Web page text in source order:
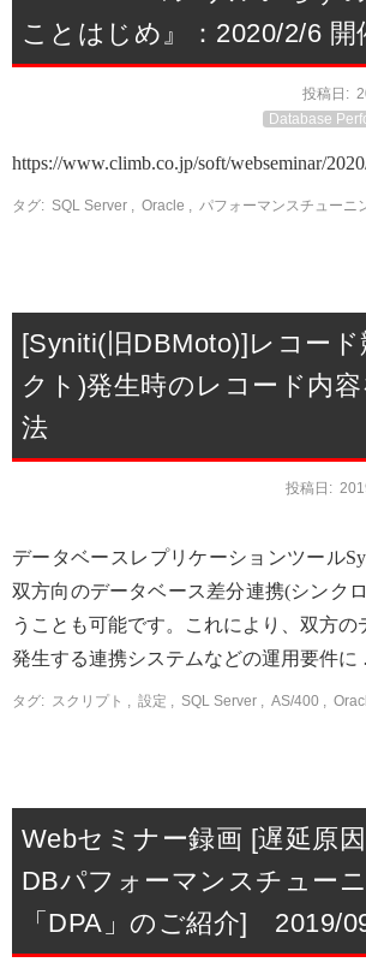
ことはじめ』：2020/2/6 開
投稿日:
Database
https://www.climb.co.jp/soft/webseminar/
タグ: SQL Server , Oracle , パフォーマンスチューニ
[Syniti(旧DBMoto)]レコード
クト)発生時のレコード内
法
投稿日:
データベースレプリケーションツール
双方向のデータベース差分連携(シンク
うことも可能です。これにより、双方
発生する連携システムなどの運用要件
タグ: スクリプト , 設定 , SQL Server , AS/400 ,
Webセミナー録画 [遅延原
DBパフォーマンスチュー
「DPA」のご紹介] 2019/